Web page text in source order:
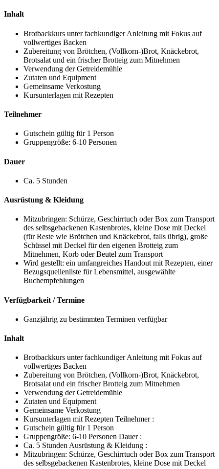
Inhalt
Brotbackkurs unter fachkundiger Anleitung mit Fokus auf
vollwertiges Backen
Zubereitung von Brötchen, (Vollkorn-)Brot, Knäckebrot,
Brotsalat und ein frischer Brotteig zum Mitnehmen
Verwendung der Getreidemühle
Zutaten und Equipment
Gemeinsame Verkostung
Kursunterlagen mit Rezepten
Teilnehmer
Gutschein gültig für 1 Person
Gruppengröße: 6-10 Personen
Dauer
Ca. 5 Stunden
Ausrüstung & Kleidung
Mitzubringen: Schürze, Geschirrtuch oder Box zum Transport
des selbsgebackenen Kastenbrotes, kleine Dose mit Deckel
(für Reste wie Brötchen und Knäckebrot, falls übrig), große
Schüssel mit Deckel für den eigenen Brotteig zum
Mitnehmen, Korb oder Beutel zum Transport
Wird gestellt: ein umfangreiches Handout mit Rezepten, einer
Bezugsquellenliste für Lebensmittel, ausgewählte
Buchempfehlungen
Verfügbarkeit / Termine
Ganzjährig zu bestimmten Terminen verfügbar
Inhalt
Brotbackkurs unter fachkundiger Anleitung mit Fokus auf
vollwertiges Backen
Zubereitung von Brötchen, (Vollkorn-)Brot, Knäckebrot,
Brotsalat und ein frischer Brotteig zum Mitnehmen
Verwendung der Getreidemühle
Zutaten und Equipment
Gemeinsame Verkostung
Kursunterlagen mit Rezepten Teilnehmer :
Gutschein gültig für 1 Person
Gruppengröße: 6-10 Personen Dauer :
Ca. 5 Stunden Ausrüstung & Kleidung :
Mitzubringen: Schürze, Geschirrtuch oder Box zum Transport
des selbsgebackenen Kastenbrotes, kleine Dose mit Deckel